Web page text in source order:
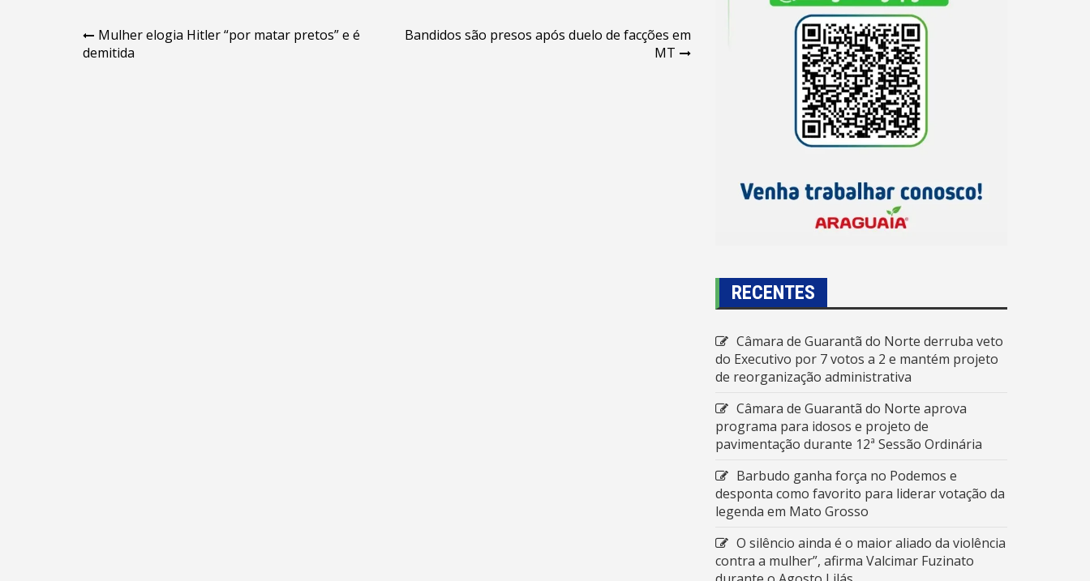
Navegação
de
Mulher elogia Hitler “por matar pretos” e é
demitida
Bandidos são presos após duelo de facções em
MT
RECENTES
Câmara de Guarantã do Norte derruba veto
do Executivo por 7 votos a 2 e mantém projeto
de reorganização administrativa
Câmara de Guarantã do Norte aprova
programa para idosos e projeto de
pavimentação durante 12ª Sessão Ordinária
Barbudo ganha força no Podemos e
desponta como favorito para liderar votação da
legenda em Mato Grosso
O silêncio ainda é o maior aliado da violência
contra a mulher”, afirma Valcimar Fuzinato